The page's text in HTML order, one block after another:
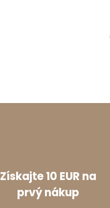
Získajte 10 EUR na
prvý nákup